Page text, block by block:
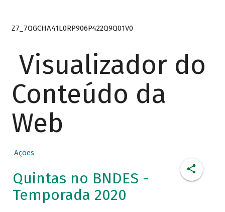
Z7_7QGCHA41L0RP906P422Q9Q01V0
Visualizador do
Conteúdo da
Web
Ações
Quintas no BNDES -
Temporada 2020